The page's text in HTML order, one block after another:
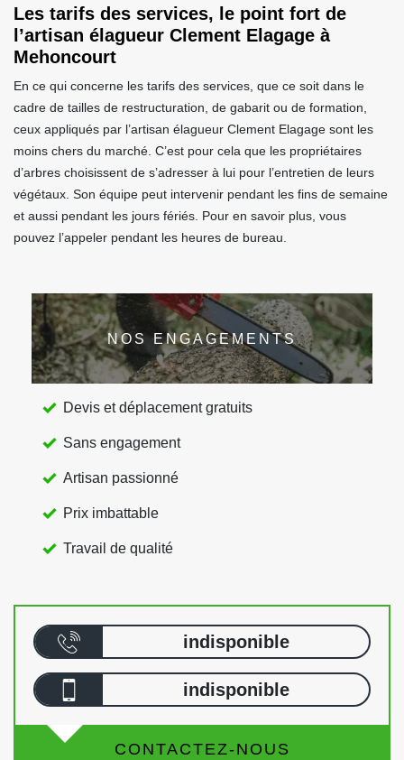
Les tarifs des services, le point fort de
l’artisan élagueur Clement Elagage à
Mehoncourt
En ce qui concerne les tarifs des services, que ce soit dans le
cadre de tailles de restructuration, de gabarit ou de formation,
ceux appliqués par l’artisan élagueur Clement Elagage sont les
moins chers du marché. C’est pour cela que les propriétaires
d’arbres choisissent de s’adresser à lui pour l’entretien de leurs
végétaux. Son équipe peut intervenir pendant les fins de semaine
et aussi pendant les jours fériés. Pour en savoir plus, vous
pouvez l’appeler pendant les heures de bureau.
NOS ENGAGEMENTS
Devis et déplacement gratuits
Sans engagement
Artisan passionné
Prix imbattable
Travail de qualité
indisponible
indisponible
CONTACTEZ-NOUS